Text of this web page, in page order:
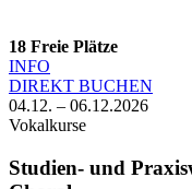
18 Freie Plätze
INFO
DIREKT BUCHEN
04.12. – 06.12.2026
Vokalkurse
Studien- und